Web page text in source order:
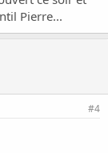
Pierre...
#4